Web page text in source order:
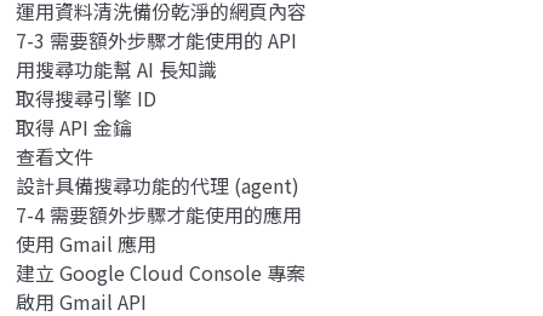
運用資料清洗備份乾淨的網頁內容
7-3 需要額外步驟才能使用的 API
用搜尋功能幫 AI 長知識
取得搜尋引擎 ID
取得 API 金鑰
查看文件
設計具備搜尋功能的代理 (agent)
7-4 需要額外步驟才能使用的應用
使用 Gmail 應用
建立 Google Cloud Console 專案
啟用 Gmail API